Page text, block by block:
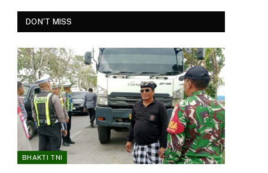
DON'T MISS
BHAKTI TNI